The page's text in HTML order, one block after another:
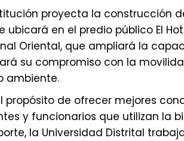
proyecta la construcción
ubicará en el predio público El
Oriental, que ampliará la
su compromiso con la
ambiente.
propósito de ofrecer mejores
y funcionarios que utilizan la
la Universidad Distrital